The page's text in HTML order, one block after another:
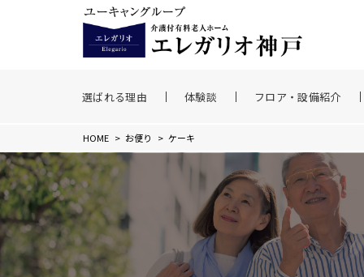
選ばれる理由 体験談 フロア・設備紹介
HOME > お便り > ケーキ